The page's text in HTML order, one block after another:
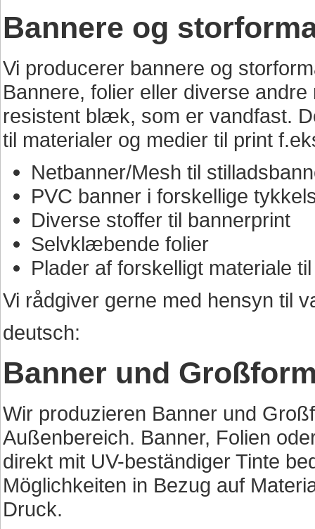
Bannere og
Vi producerer bannere og
Bannere, folier eller diverse
resistent blæk, som er vandfast.
til materialer og medier til print
Netbanner/Mesh til
PVC banner i forskellige
Diverse stoffer til bannerprint
Selvklæbende folier
Plader af forskelligt materiale
Vi rådgiver gerne med hensyn til
deutsch:
Banner und
Wir produzieren Banner und
Außenbereich. Banner, Folien
direkt mit UV-beständiger Tinte
Möglichkeiten in Bezug auf
Druck.